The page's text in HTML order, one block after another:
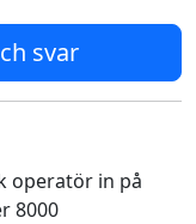
svar
operatör in på
8000